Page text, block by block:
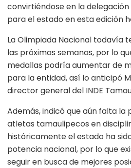
convirtiéndose en la
para el estado en esta edición
La Olimpiada Nacional todavía
las próximas semanas, por lo
medallas podría aumentar de
para la entidad, así lo anticipó
director general del INDE
Además, indicó que aún falta la
atletas tamaulipecos en
históricamente el estado ha
potencia nacional, por lo que
seguir en busca de mejores